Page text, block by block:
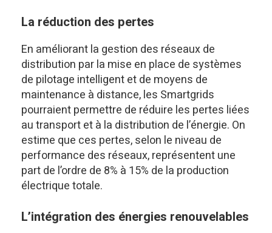
La réduction des pertes
En améliorant la gestion des réseaux de
distribution par la mise en place de systèmes
de pilotage intelligent et de moyens de
maintenance à distance, les Smartgrids
pourraient permettre de réduire les pertes liées
au transport et à la distribution de l’énergie. On
estime que ces pertes, selon le niveau de
performance des réseaux, représentent une
part de l’ordre de 8% à 15% de la production
électrique totale.
L’intégration des énergies renouvelables